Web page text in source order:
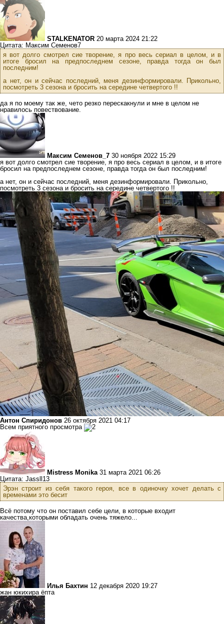
STALKENATOR 20 марта 2024 21:22
Цитата: Максим Семенов7
я вот долго смотрел сие творение, я про весь сериал в целом, и в
итоге бросил на предпоследнем сезоне, правда тогда он был
последним!
а нет, он и сейчас последний, меня дезинформировали. Прикольно,
посмотреть 3 сезона и бросить на середине четвертого !!
да я по моему так же, чето резко перескакнули и мне в целом не
нравилось повествование.
Максим Семенов_7 30 ноября 2022 15:29
я вот долго смотрел сие творение, я про весь сериал в целом, и в итоге
бросил на предпоследнем сезоне, правда тогда он был последним!
а нет, он и сейчас последний, меня дезинформировали. Прикольно,
посмотреть 3 сезона и бросить на середине четвертого !!
Антон Спиридонов 26 октября 2021 04:17
Всем приятного просмотра
Mistress Monika 31 марта 2021 06:26
Цитата: Jassll13
Эрэн строит из себя такого героя, все в одиночку хочет делать с
временами это бесит
Всё потому что он поставил себе цели, в которые входит
качества,которыми обладать очень тяжело...
Илья Бахтин 12 декабря 2020 19:27
жан юкихира ёпта